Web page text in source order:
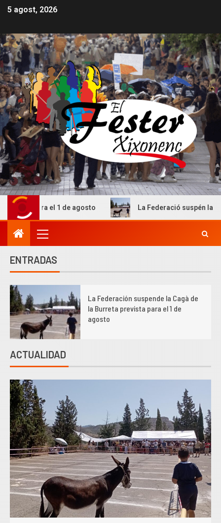
5 agost, 2026
de agosto La Federació suspén la Cagà de la
ENTRADAS
1
La Federación suspende la Cagà de
la Burreta prevista para el 1 de
agosto
ACTUALIDAD